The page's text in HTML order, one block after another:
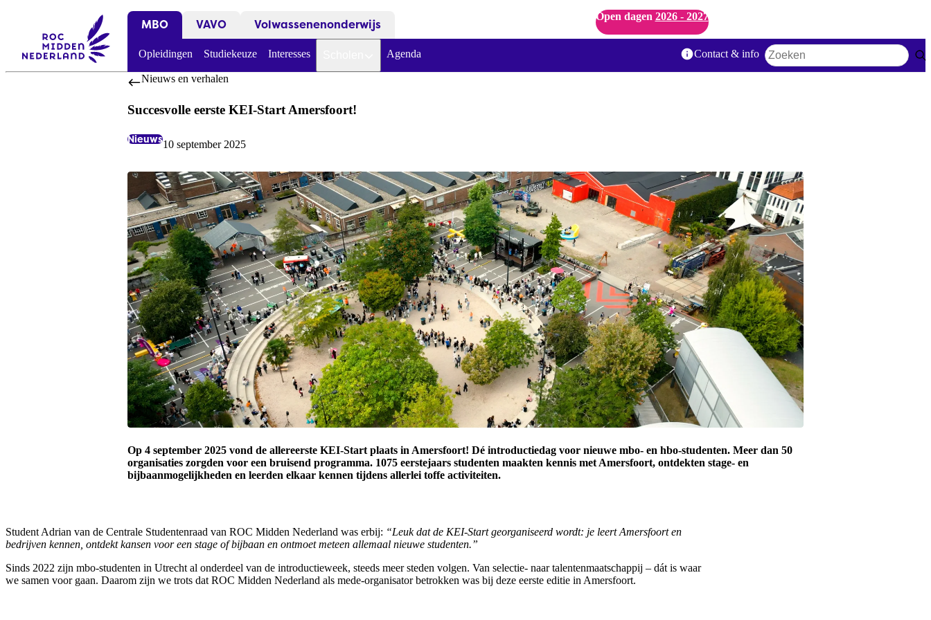
MBO VAVO Volwassenenonderwijs
Open dagen 2026 - 2027
Opleidingen Studiekeuze Interesses Agenda Contact & info
Zoekwoord
Nieuws en verhalen
Succesvolle eerste KEI-Start Amersfoort!
Nieuws10 september 2025
Op 4 september 2025 vond de allereerste KEI-Start plaats in Amersfoort! Dé introductiedag voor nieuwe mbo- en hbo-studenten. Meer dan 50
organisaties zorgden voor een bruisend programma. 1075 eerstejaars studenten maakten kennis met Amersfoort, ontdekten stage- en
bijbaanmogelijkheden en leerden elkaar kennen tijdens allerlei toffe activiteiten.
Student Adrian van de Centrale Studentenraad van ROC Midden Nederland was erbij: “Leuk dat de KEI-Start georganiseerd wordt: je leert Amersfoort en
bedrijven kennen, ontdekt kansen voor een stage of bijbaan en ontmoet meteen allemaal nieuwe studenten.”
Sinds 2022 zijn mbo-studenten in Utrecht al onderdeel van de introductieweek, steeds meer steden volgen. Van selectie- naar talentenmaatschappij – dát is waar
we samen voor gaan. Daarom zijn we trots dat ROC Midden Nederland als mede-organisator betrokken was bij deze eerste editie in Amersfoort.